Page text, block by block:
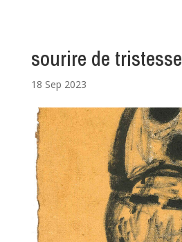
sourire de tristesse
18 Sep 2023